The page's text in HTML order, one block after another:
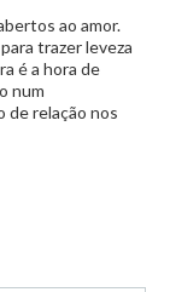
ao amor.
trazer leveza
é a hora de
num
de relação nos